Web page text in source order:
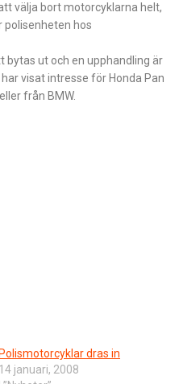
välja bort motorcyklarna helt,
hos
bytas ut och en upphandling är
visat intresse för Honda Pan
från BMW.
Polismotorcyklar dras in
14 januari, 2008